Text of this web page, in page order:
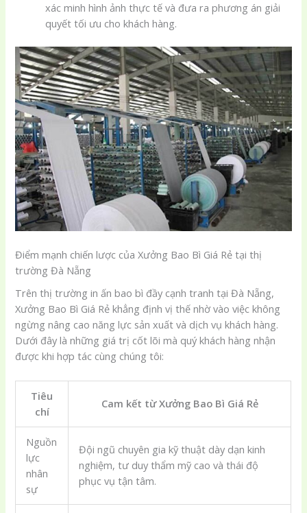
xác minh hình ảnh thực tế và đưa ra phương án giải
quyết tối ưu cho khách hàng.
Điểm mạnh chiến lược của Xưởng Bao Bì Giá Rẻ tại thị
trường Đà Nẵng
Trên thị trường in ấn bao bì đầy cạnh tranh tại Đà Nẵng,
Xưởng Bao Bì Giá Rẻ khẳng định vị thế nhờ vào việc không
ngừng nâng cao năng lực sản xuất và dịch vụ khách hàng.
Dưới đây là những giá trị cốt lõi mà quý khách hàng nhận
được khi hợp tác cùng chúng tôi:
Tiêu
chí
Cam kết từ Xưởng Bao Bì Giá Rẻ
Nguồn
lực
nhân
sự
Đội ngũ chuyên gia kỹ thuật dày dạn kinh
nghiệm, tư duy thẩm mỹ cao và thái độ
phục vụ tận tâm.